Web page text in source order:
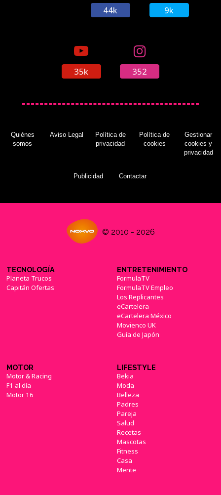
44k 9k
35k 352
Quiénes
somos
Aviso Legal
Política de
privacidad
Política de
cookies
Gestionar
cookies y
privacidad
Publicidad Contactar
© 2010 - 2026
TECNOLOGÍA
Planeta Trucos
Capitán Ofertas
ENTRETENIMIENTO
FormulaTV
FormulaTV Empleo
Los Replicantes
eCartelera
eCartelera México
Movienco UK
Guía de Japón
MOTOR
Motor & Racing
F1 al día
Motor 16
LIFESTYLE
Bekia
Moda
Belleza
Padres
Pareja
Salud
Recetas
Mascotas
Fitness
Casa
Mente